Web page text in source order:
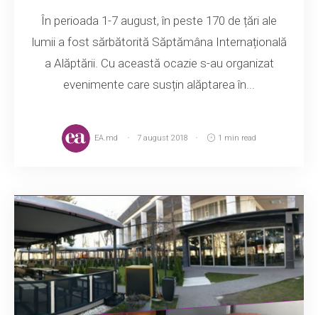
În perioada 1-7 august, în peste 170 de țări ale
lumii a fost sărbătorită Săptămâna Internațională
a Alăptării. Cu această ocazie s-au organizat
evenimente care susțin alăptarea în...
EA.md 7 august 2018 1 min read